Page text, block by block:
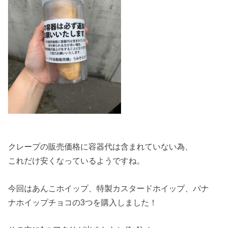
クレープの販売価格に容器代は含まれていない為、
これだけ安くなっているようですね。
今回はあんこホイップ、特製カスタードホイップ、バナ
ナホイップチョコの3つを購入しました！